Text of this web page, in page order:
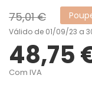
75,01 €
Válido de 01/09/23 a
48,75
Com IVA